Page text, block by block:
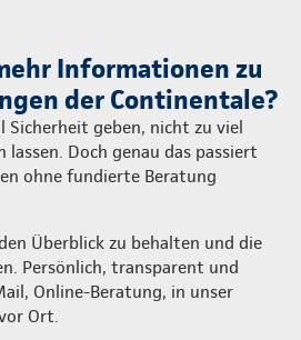
Informationen zu
der Continentale?
Sicherheit geben, nicht zu viel
lassen. Doch genau das passiert
ohne fundierte Beratung
Überblick zu behalten und die
Persönlich, transparent und
Online-Beratung, in unser
Ort.